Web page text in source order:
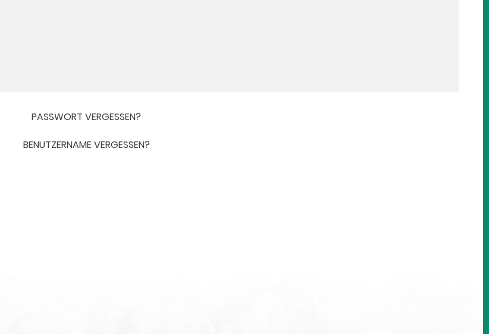
PASSWORT VERGESSEN?
BENUTZERNAME VERGESSEN?